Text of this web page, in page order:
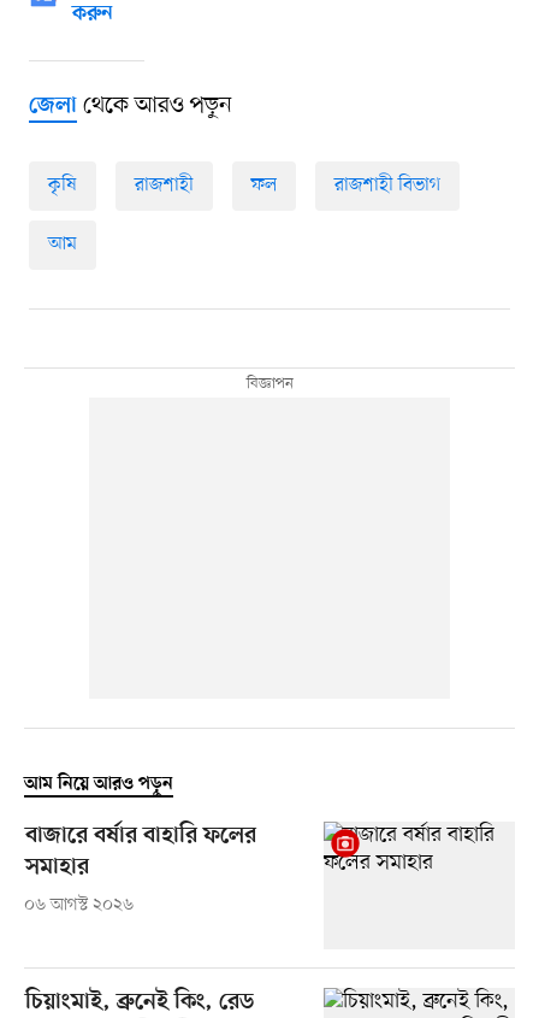
করুন
জেলাথেকে আরও পড়ুন
কৃষি রাজশাহী ফল রাজশাহী বিভাগ
আম
আম নিয়ে আরও পড়ুন
বাজারে বর্ষার বাহারি ফলের
সমাহার
০৬ আগস্ট ২০২৬
চিয়াংমাই, ব্রুনেই কিং, রেড